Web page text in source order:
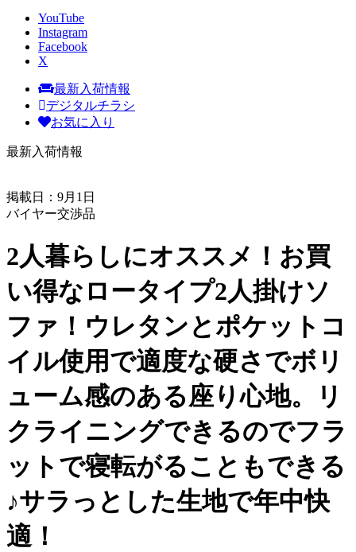
YouTube
Instagram
Facebook
X
最新入荷情報
デジタルチラシ
お気に入り
最新入荷情報
掲載日：9月1日
バイヤー交渉品
2人暮らしにオススメ！お買
い得なロータイプ2人掛けソ
ファ！ウレタンとポケットコ
イル使用で適度な硬さでボリ
ューム感のある座り心地。リ
クライニングできるのでフラ
ットで寝転がることもできる
♪サラっとした生地で年中快
適！